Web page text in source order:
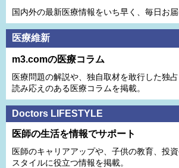
国内外の最新医療情報をいち早く、毎日お届
医療維新
m3.comの医療コラム
医療問題の解説や、独⾃取材を敢⾏した独占
読み応えのある医療コラムを掲載。
Doctors LIFESTYLE
医師の生活を情報でサポート
医師のキャリアアップや、子供の教育、投
スタイルに役立つ情報を掲載。